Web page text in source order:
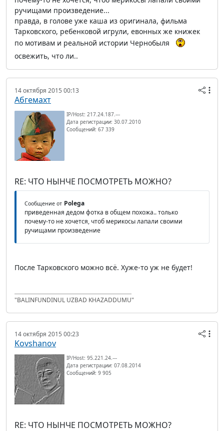
ручищами произведение...
правда, в голове уже каша из оригинала, фильма
Тарковского, ребенковой игрули, евонных же книжек
по мотивам и реальной истории Чернобыля
освежить, что ли..
14 октября 2015 00:13
Абгемахт
IP/Host: 217.24.187.---
Дата регистрации: 30.07.2010
Сообщений: 67 339
RE: ЧТО НЫНЧЕ ПОСМОТРЕТЬ МОЖНО?
Сообщение от Polega
приведенная дедом фотка в общем похожа.. только
почему-то не хочется, чтоб мерикосы лапали своими
ручищами произведение
После Тарковского можно всё. Хуже-то уж не будет!
"BALINFUNDINUL UZBAD KHAZADDUMU"
14 октября 2015 00:23
Kovshanov
IP/Host: 95.221.24.---
Дата регистрации: 07.08.2014
Сообщений: 9 905
RE: ЧТО НЫНЧЕ ПОСМОТРЕТЬ МОЖНО?